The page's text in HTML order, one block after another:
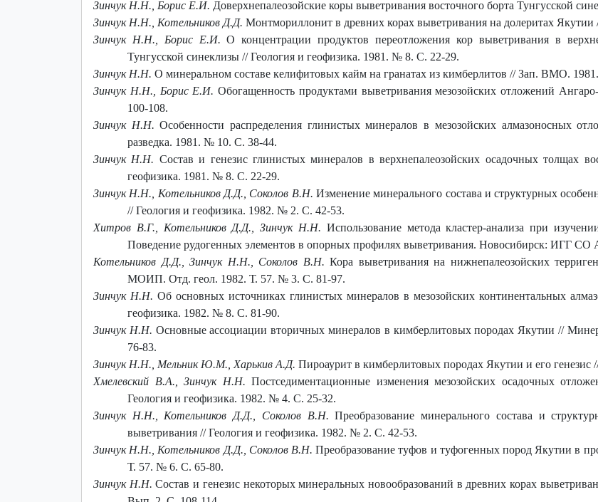
Зинчук Н.Н., Борис Е.И. Доверхнепалеозойские коры выветривания восточного борта Тунгусской
Зинчук Н.Н., Котельников Д.Д. Монтмориллонит в древних корах выветривания на долеритах
Зинчук Н.Н., Борис Е.И.О концентрации продуктов переотложения кор выветривания в
Тунгусской синеклизы // Геология и геофизика. 1981. № 8. С. 22-29.
Зинчук Н.Н. О минеральном составе келифитовых кайм на гранатах из кимберлитов // Зап. ВМО.
Зинчук Н.Н., Борис Е.И. Обогащенность продуктами выветривания мезозойских отложений
100-108.
Зинчук Н.Н. Особенности распределения глинистых минералов в мезозойских алмазоносных
разведка. 1981. № 10. С. 38-44.
Зинчук Н.Н. Состав и генезис глинистых минералов в верхнепалеозойских осадочных толщах
геофизика. 1981. № 8. С. 22-29.
Зинчук Н.Н., Котельников Д.Д., Соколов В.Н. Изменение минерального состава и структурных
// Геология и геофизика. 1982. № 2. С. 42-53.
Хитров В.Г., Котельников Д.Д., Зинчук Н.Н. Использование метода кластер-анализа при
Поведение рудогенных элементов в опорных профилях выветривания. Новосибирск: ИГГ
Котельников Д.Д., Зинчук Н.Н., Соколов В.Н. Кора выветривания на нижнепалеозойских
МОИП. Отд. геол. 1982. Т. 57. № 3. С. 81-97.
Зинчук Н.Н. Об основных источниках глинистых минералов в мезозойских континентальных
геофизика. 1982. № 8. С. 81-90.
Зинчук Н.Н. Основные ассоциации вторичных минералов в кимберлитовых породах Якутии //
76-83.
Зинчук Н.Н., Мельник Ю.М., Харькив А.Д. Пироаурит в кимберлитовых породах Якутии и его
Хмелевский В.А., Зинчук Н.Н. Постседиментационные изменения мезозойских осадочных
Геология и геофизика. 1982. № 4. С. 25-32.
Зинчук Н.Н., Котельников Д.Д., Соколов В.Н. Преобразование минерального состава и
выветривания // Геология и геофизика. 1982. № 2. С. 42-53.
Зинчук Н.Н., Котельников Д.Д., Соколов В.Н. Преобразование туфов и туфогенных пород Якутии в
Т. 57. № 6. С. 65-80.
Зинчук Н.Н. Состав и генезис некоторых минеральных новообразований в древних корах